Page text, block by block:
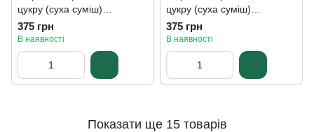
цукру (суха суміш)
"Карамель" ТМ ЖуЖуля,
180 г
375 грн
В наявності
цукру (суха суміш)
"Шоколад", ТМ ЖуЖуля,
180 г
375 грн
В наявності
Показати ще 15 товарів